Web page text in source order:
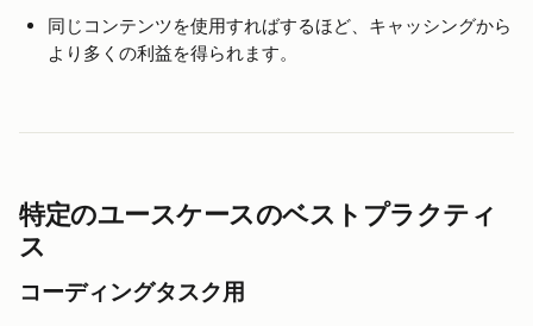
同じコンテンツを使用すればするほど、キャッシングから
より多くの利益を得られます。
特定のユースケースのベストプラクティ
ス
コーディングタスク用